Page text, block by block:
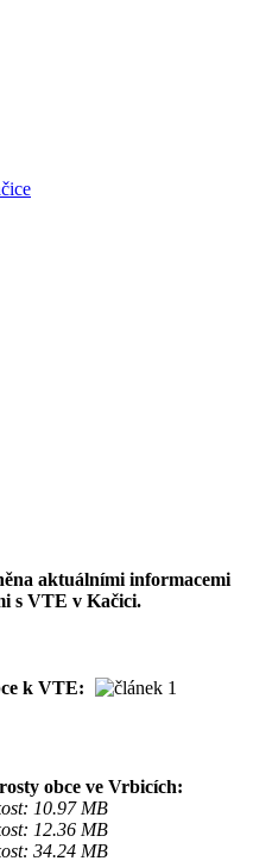
aktuálními informacemi
s VTE v Kačici.
k VTE:
obce ve Vrbicích:
10.97 MB
12.36 MB
34.24 MB